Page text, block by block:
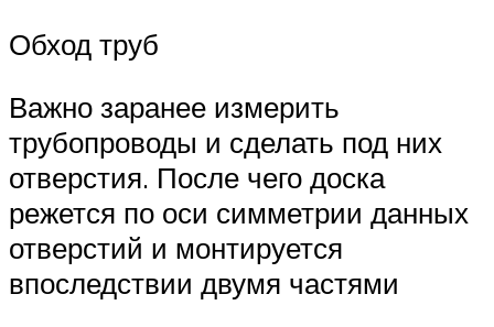
Обход труб
Важно заранее измерить
трубопроводы и сделать под них
отверстия. После чего доска
режется по оси симметрии данных
отверстий и монтируется
впоследствии двумя частями